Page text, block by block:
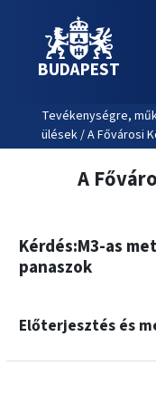
BUDAPEST
Tevékenységre,
ülések / A Fővárosi
A
Kérdés:M3-as
panaszok
Előterjesztés és